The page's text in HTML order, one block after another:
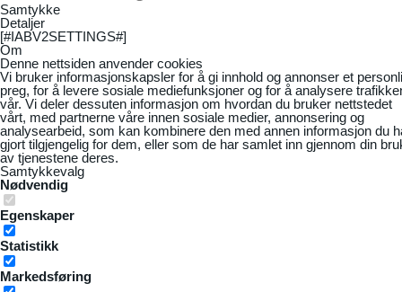
Samtykke
Detaljer
[#IABV2SETTINGS#]
Om
Denne nettsiden anvender cookies
Vi bruker informasjonskapsler for å gi innhold og annonser et
preg, for å levere sosiale mediefunksjoner og for å analysere
vår. Vi deler dessuten informasjon om hvordan du bruker nettstedet
vårt, med partnerne våre innen sosiale medier, annonsering og
analysearbeid, som kan kombinere den med annen informasjon du
gjort tilgjengelig for dem, eller som de har samlet inn gjennom din
av tjenestene deres.
Samtykkevalg
Nødvendig
Egenskaper
Statistikk
Markedsføring